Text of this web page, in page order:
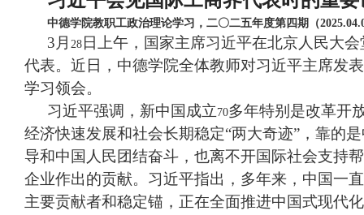
中德学院教职工政治理论学习，二〇二五年度第四期（
3 月 28 日上午，国家主席习近平在北京人民大
代表。近日，中德学院全体教师对习近平主席发
学习领会。
习近平强调，新中国成立 70多年特别是改革开
经济快速发展和社会长期稳定“两大奇迹”，靠的
导和中国人民团结奋斗，也离不开国际社会支持
企业作出的贡献。习近平指出，多年来，中国一
主要贡献者和稳定锚，正在全面推进中国式现代